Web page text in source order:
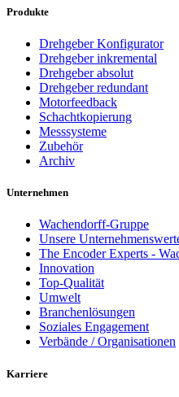
Produkte
Drehgeber Konfigurator
Drehgeber inkremental
Drehgeber absolut
Drehgeber redundant
Motorfeedback
Schachtkopierung
Messsysteme
Zubehör
Archiv
Unternehmen
Wachendorff-Gruppe
Unsere
The Encoder Experts -
Innovation
Top-Qualität
Umwelt
Branchenlösungen
Soziales Engagement
Verbände / Organisationen
Karriere